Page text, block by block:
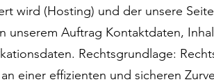
wird (Hosting) und der unsere
unserem Auftrag Kontaktdaten,
Rechtsgrundlage:
einer effizienten und sicheren